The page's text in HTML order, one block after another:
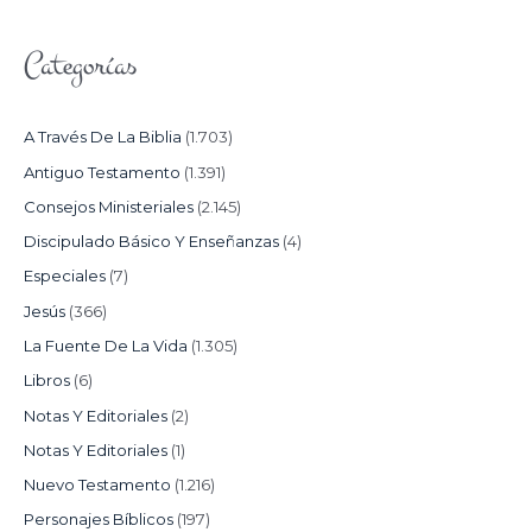
Categorías
A Través De La Biblia (1.703)
Antiguo Testamento (1.391)
Consejos Ministeriales (2.145)
Discipulado Básico Y Enseñanzas (4)
Especiales (7)
Jesús (366)
La Fuente De La Vida (1.305)
Libros (6)
Notas Y Editoriales (2)
Notas Y Editoriales (1)
Nuevo Testamento (1.216)
Personajes Bíblicos (197)